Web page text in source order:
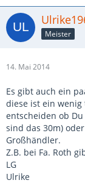
Meister
14. Mai 2014
Es gibt auch ein
diese ist ein
entscheiden ob
sind das 30m)
Großhändler.
Z.B. bei Fa. Roth
LG
Ulrike